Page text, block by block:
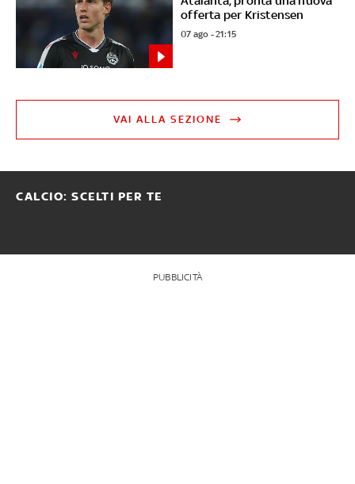
offerta per Kristensen
07 ago - 21:15
VAI ALLA SEZIONE
CALCIO: SCELTI PER TE
PUBBLICITÀ